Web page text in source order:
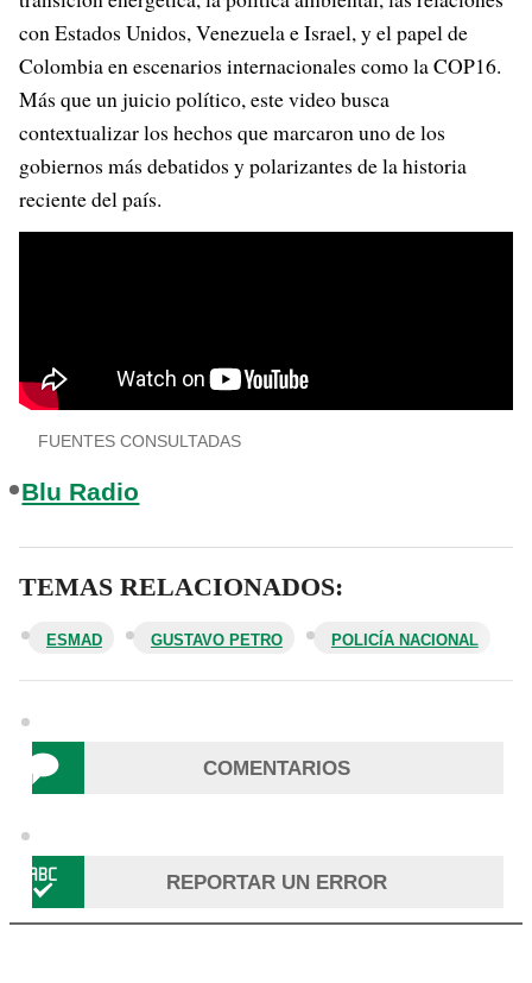
con Estados Unidos, Venezuela e Israel, y el papel de
Colombia en escenarios internacionales como la COP16.
Más que un juicio político, este video busca
contextualizar los hechos que marcaron uno de los
gobiernos más debatidos y polarizantes de la historia
reciente del país.
FUENTES CONSULTADAS
Blu Radio
TEMAS RELACIONADOS:
ESMAD GUSTAVO PETRO POLICÍA NACIONAL
COMENTARIOS
REPORTAR UN ERROR